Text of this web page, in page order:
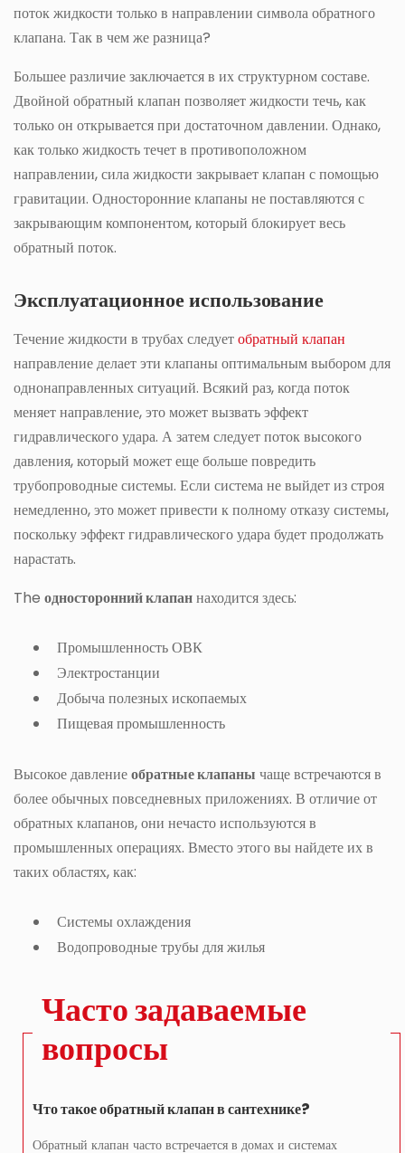
поток жидкости только в направлении символа обратного
клапана. Так в чем же разница?
Большее различие заключается в их структурном составе.
Двойной обратный клапан позволяет жидкости течь, как
только он открывается при достаточном давлении. Однако,
как только жидкость течет в противоположном
направлении, сила жидкости закрывает клапан с помощью
гравитации. Односторонние клапаны не поставляются с
закрывающим компонентом, который блокирует весь
обратный поток.
Эксплуатационное использование
Течение жидкости в трубах следуетобратный клапан
направление делает эти клапаны оптимальным выбором для
однонаправленных ситуаций. Всякий раз, когда поток
меняет направление, это может вызвать эффект
гидравлического удара. А затем следует поток высокого
давления, который может еще больше повредить
трубопроводные системы. Если система не выйдет из строя
немедленно, это может привести к полному отказу системы,
поскольку эффект гидравлического удара будет продолжать
нарастать.
The односторонний клапаннаходится здесь:
Промышленность ОВК
Электростанции
Добыча полезных ископаемых
Пищевая промышленность
Высокое давлениеобратные клапаны чаще встречаются в
более обычных повседневных приложениях. В отличие от
обратных клапанов, они нечасто используются в
промышленных операциях. Вместо этого вы найдете их в
таких областях, как:
Системы охлаждения
Водопроводные трубы для жилья
Часто задаваемые
вопросы
Что такое обратный клапан в сантехнике?
Обратный клапан часто встречается в домах и системах